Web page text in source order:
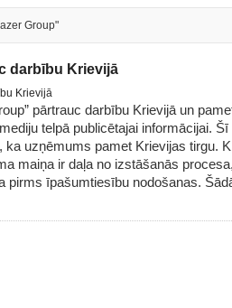
Group"
darbību Krievijā
pārtrauc darbību Krievijā un
telpā publicētajai informācijai. Šī
ka uzņēmums pamet Krievijas tirgu.
maiņa ir daļa no izstāšanās
pirms īpašumtiesību nodošanas.